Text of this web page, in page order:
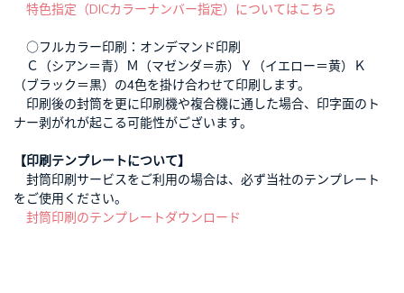
特色指定（DICカラーナンバー指定）についてはこちら
○フルカラー印刷：オンデマンド印刷
Ｃ（シアン＝青）Ｍ（マゼンダ＝赤）Ｙ（イエロー＝黄）Ｋ
（ブラック＝黒）の4色を掛け合わせて印刷します。
印刷後の封筒を更に印刷機や複合機に通した場合、印字面のト
ナー剥がれが起こる可能性がございます。
【印刷テンプレートについて】
封筒印刷サービスをご利用の場合は、必ず当社のテンプレート
をご使用ください。
封筒印刷のテンプレートダウンロード